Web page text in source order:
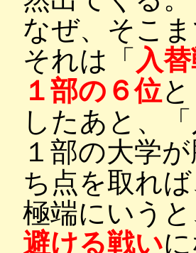
なぜ、そこ
それは「 入
１部の６位と
したあと、
１部の大学
ち点を取れ
極端にいう
避ける戦いに